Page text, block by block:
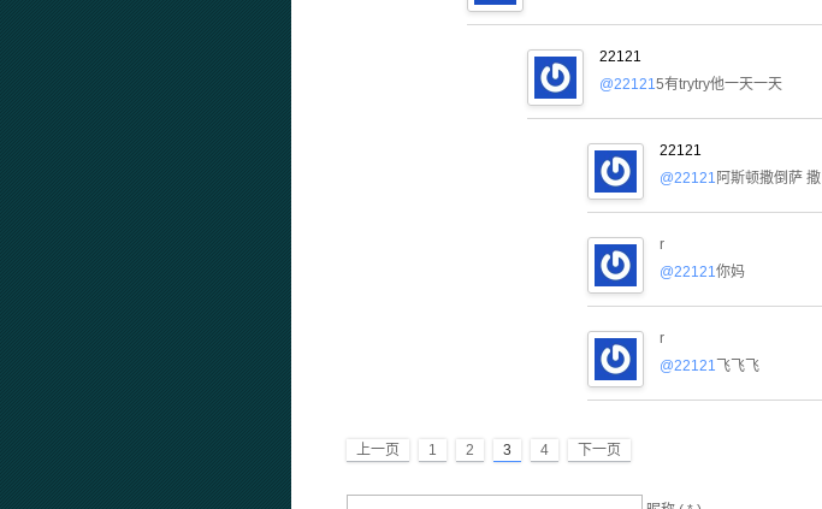
22121
@221215有trytry他一天一天
22121
@22121 阿斯顿撒倒萨 撒
r
@22121你妈
r
@22121 飞飞飞
上一页 1 2 3 4 下一页